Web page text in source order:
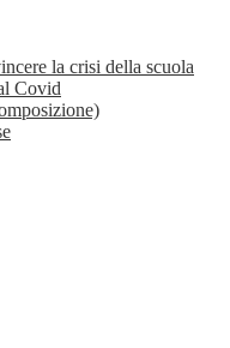
la crisi della scuola
Covid